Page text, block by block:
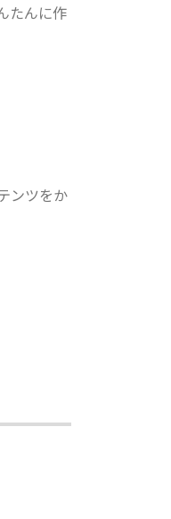
たんに作
ンツをか